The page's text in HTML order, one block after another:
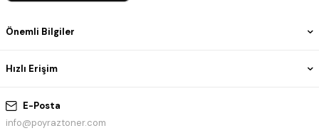
E-Posta
info@poyraztoner.com
Önemli Bilgiler
Hızlı Erişim